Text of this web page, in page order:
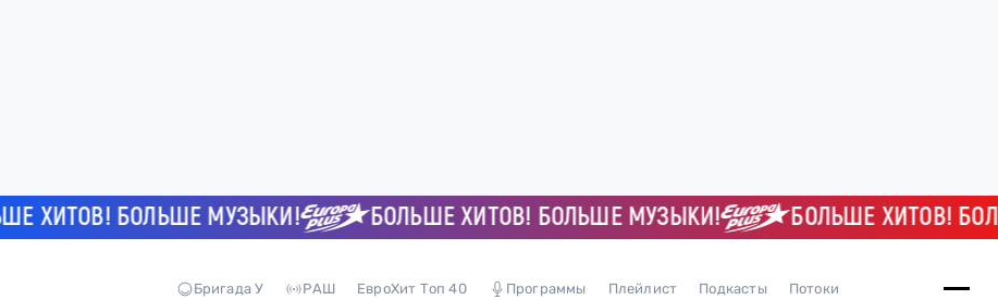
БОЛЬШЕ МУЗЫКИ! БОЛЬШЕ ХИТОВ! БОЛЬШЕ МУЗЫКИ! БОЛЬШЕ ХИТОВ!
Бригада У РАШ ЕвроХит Топ 40 Программы Плейлист Подкасты Потоки